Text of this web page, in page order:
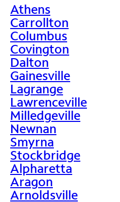
Athens
Carrollton
Columbus
Covington
Dalton
Gainesville
Lagrange
Lawrenceville
Milledgeville
Newnan
Smyrna
Stockbridge
Alpharetta
Aragon
Arnoldsville